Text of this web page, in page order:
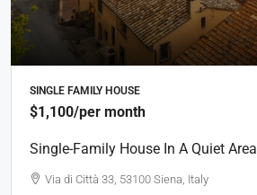
SINGLE FAMILY HOUSE
$1,100/per month
Single-Family House In A Quiet Area
Via di Città 33, 53100 Siena, Italy